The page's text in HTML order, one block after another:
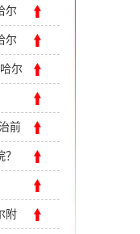
尔
尔
尔
前
附